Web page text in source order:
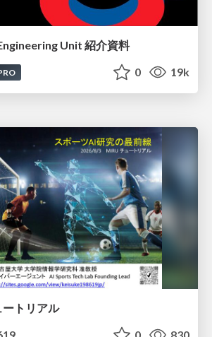
Unit 紹介資料
0 19k
ートリアル